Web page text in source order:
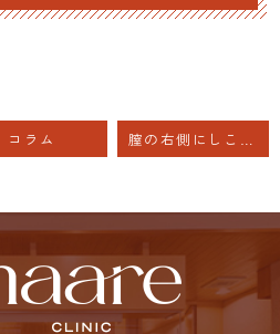
コラム 膣の右側にしこり バルトリン腺